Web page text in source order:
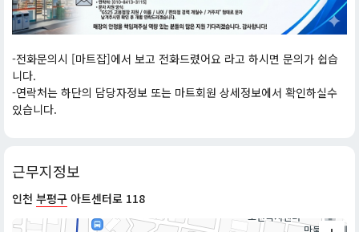
-전화문의시 [마트잡]에서 보고 전화드렸어요 라고 하시면 문의가 쉽습
니다.
-연락처는 하단의 담당자정보 또는 마트회원 상세정보에서 확인하실수
있습니다.
근무지정보
인천 부평구 아트센터로 118